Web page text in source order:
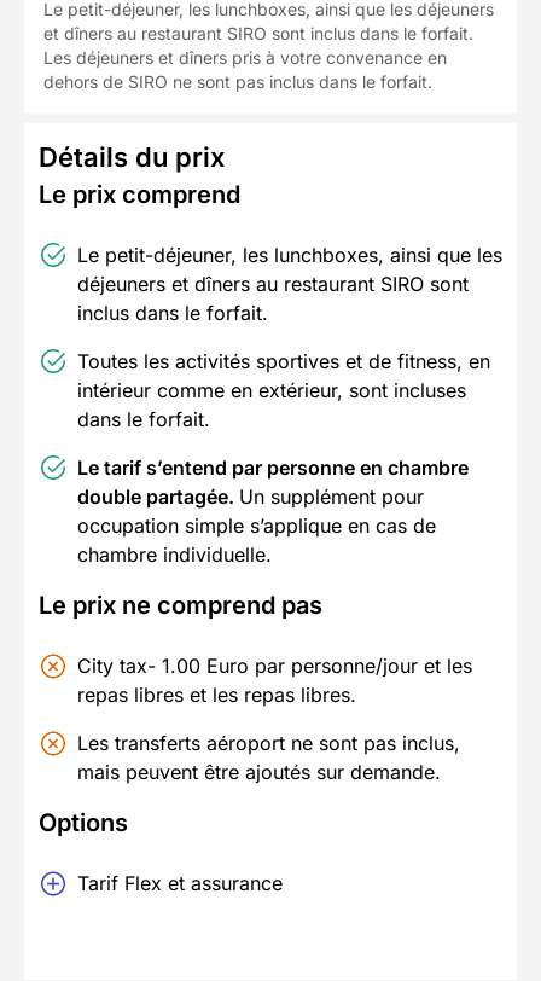
Le petit-déjeuner, les lunchboxes, ainsi que les déjeuners
et dîners au restaurant SIRO sont inclus dans le forfait.
Les déjeuners et dîners pris à votre convenance en
dehors de SIRO ne sont pas inclus dans le forfait.
Détails du prix
Le prix comprend
Le petit-déjeuner, les lunchboxes, ainsi que les
déjeuners et dîners au restaurant SIRO sont
inclus dans le forfait.
Toutes les activités sportives et de fitness, en
intérieur comme en extérieur, sont incluses
dans le forfait.
Le tarif s’entend par personne en chambre
double partagée. Un supplément pour
occupation simple s’applique en cas de
chambre individuelle.
Le prix ne comprend pas
City tax- 1.00 Euro par personne/jour et les
repas libres et les repas libres.
Les transferts aéroport ne sont pas inclus,
mais peuvent être ajoutés sur demande.
Options
Tarif Flex et assurance